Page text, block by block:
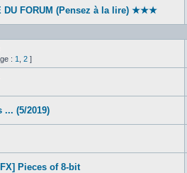
FORUM (Pensez à la lire) ★★★
: 1 2 ]
... (5/2019)
Pieces of 8-bit